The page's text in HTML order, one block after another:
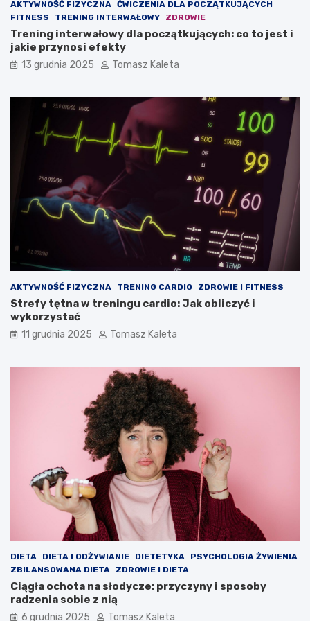
n
i
o
w
ą
AKTYWNOŚĆ FIZYCZNA ĆWICZENIA DLA POCZĄTKUJĄCYCH
FITNESS
TRENING INTERWAŁOWY ZDROWIE
Trening interwałowy dla początkujących: co to jest i
jakie przynosi efekty
13 grudnia 2025 Tomasz Kaleta
AKTYWNOŚĆ FIZYCZNA TRENING CARDIO ZDROWIE I FITNESS
Strefy tętna w treningu cardio: Jak obliczyć i
wykorzystać
11 grudnia 2025 Tomasz Kaleta
DIETA DIETA I ODŻYWIANIE DIETETYKA
PSYCHOLOGIA ŻYWIENIA
ZBILANSOWANA DIETA
ZDROWIE I DIETA
Ciągła ochota na słodycze: przyczyny i sposoby
radzenia sobie z nią
6 grudnia 2025 Tomasz Kaleta